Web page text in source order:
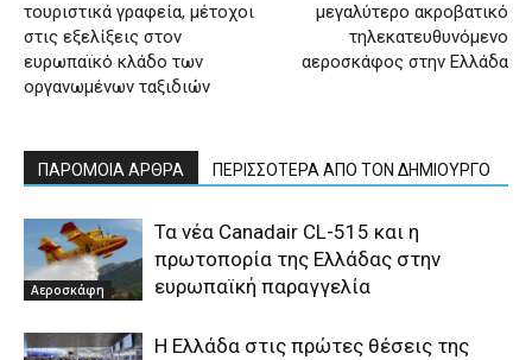
τουριστικά γραφεία, μέτοχοι
στις εξελίξεις στον
ευρωπαϊκό κλάδο των
οργανωμένων ταξιδιών
μεγαλύτερο ακροβατικό
τηλεκατευθυνόμενο
αεροσκάφος στην Ελλάδα
ΠΑΡΟΜΟΙΑ ΑΡΘΡΑ ΠΕΡΙΣΣΟΤΕΡΑ ΑΠΟ ΤΟΝ ΔΗΜΙΟΥΡΓΟ
Αεροσκάφη
Τα νέα Canadair CL-515 και η
πρωτοπορία της Ελλάδας στην
ευρωπαϊκή παραγγελία
Η Ελλάδα στις πρώτες θέσεις της